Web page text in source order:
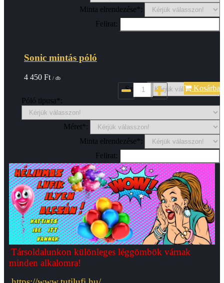
Minta elrendezése*:
Felirat:
Sonic mintás póló
4 450 Ft / db
Szin*:
Póló tipusa*:
Méret*:
Minta elrendezése*:
Felirat:
Kosárba
Társoldalunkon különleges léggömbök várnak
minden alkalomra!